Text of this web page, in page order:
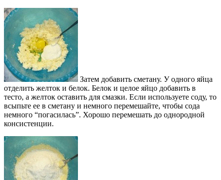
Затем добавить сметану. У одного яйца
отделить желток и белок. Белок и целое яйцо добавить в
тесто, а желток оставить для смазки. Если используете соду, то
всыпьте ее в сметану и немного перемешайте, чтобы сода
немного “погасилась”. Хорошо перемешать до однородной
консистенции.